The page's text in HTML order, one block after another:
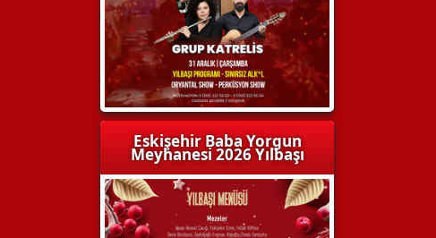
Eskişehir Baba Yorgun
Meyhanesi 2026 Yılbaşı